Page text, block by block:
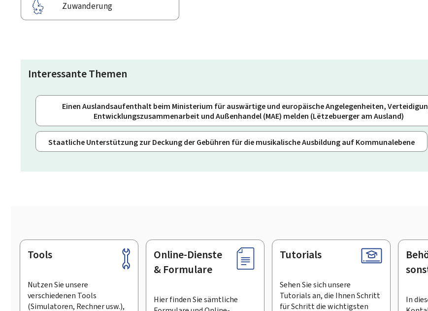
Zuwanderung
Interessante Themen
Einen Auslandsaufenthalt beim Ministerium für auswärtige und europäische Angelegenheiten,
Entwicklungszusammenarbeit und Außenhandel (MAE) melden (Lëtzebuerger am Ausland)
Staatliche Unterstützung zur Deckung der Gebühren für die musikalische Ausbildung auf Kommunalebene
Footer
Tools
Nutzen Sie unsere
verschiedenen Tools
(Simulatoren, Rechner usw.),
Online-Dienste
& Formulare
Hier finden Sie sämtliche
Tutorials
Sehen Sie sich unsere
Tutorials an, die Ihnen Schritt
für Schritt die wichtigsten
In